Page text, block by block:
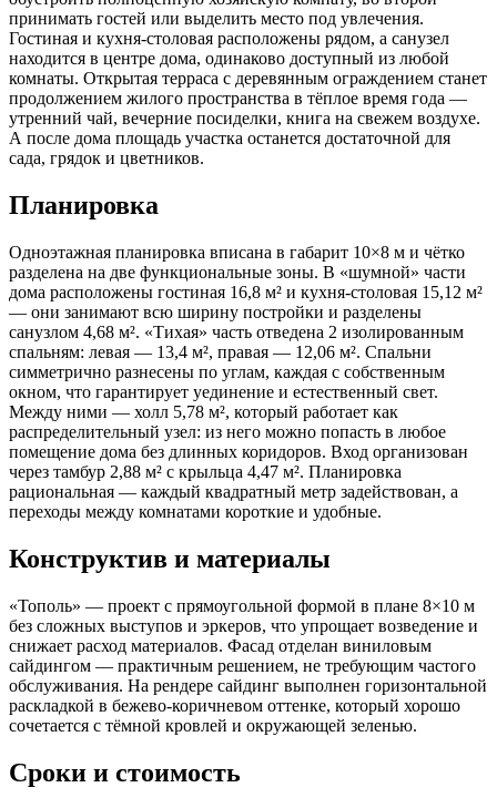
принимать гостей или выделить место под увлечения.
Гостиная и кухня-столовая расположены рядом, а санузел
находится в центре дома, одинаково доступный из любой
комнаты. Открытая терраса с деревянным ограждением станет
продолжением жилого пространства в тёплое время года —
утренний чай, вечерние посиделки, книга на свежем воздухе.
А после дома площадь участка останется достаточной для
сада, грядок и цветников.
Планировка
Одноэтажная планировка вписана в габарит 10×8 м и чётко
разделена на две функциональные зоны. В «шумной» части
дома расположены гостиная 16,8 м² и кухня-столовая 15,12 м²
— они занимают всю ширину постройки и разделены
санузлом 4,68 м². «Тихая» часть отведена 2 изолированным
спальням: левая — 13,4 м², правая — 12,06 м². Спальни
симметрично разнесены по углам, каждая с собственным
окном, что гарантирует уединение и естественный свет.
Между ними — холл 5,78 м², который работает как
распределительный узел: из него можно попасть в любое
помещение дома без длинных коридоров. Вход организован
через тамбур 2,88 м² с крыльца 4,47 м². Планировка
рациональная — каждый квадратный метр задействован, а
переходы между комнатами короткие и удобные.
Конструктив и материалы
«Тополь» — проект с прямоугольной формой в плане 8×10 м
без сложных выступов и эркеров, что упрощает возведение и
снижает расход материалов. Фасад отделан виниловым
сайдингом — практичным решением, не требующим частого
обслуживания. На рендере сайдинг выполнен горизонтальной
раскладкой в бежево-коричневом оттенке, который хорошо
сочетается с тёмной кровлей и окружающей зеленью.
Сроки и стоимость